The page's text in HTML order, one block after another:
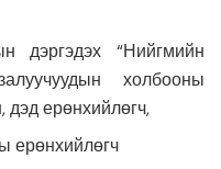
“Нийгмийн
холбооны
дэд ерөнхийлөгч,